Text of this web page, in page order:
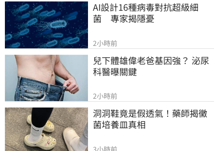
AI設計16種病毒對抗超級細
菌　專家揭隱憂
2小時前
兒下體雄偉老爸基因強？ 泌尿
科醫曝關鍵
2小時前
洞洞鞋竟是假透氣！藥師揭黴
菌培養皿真相